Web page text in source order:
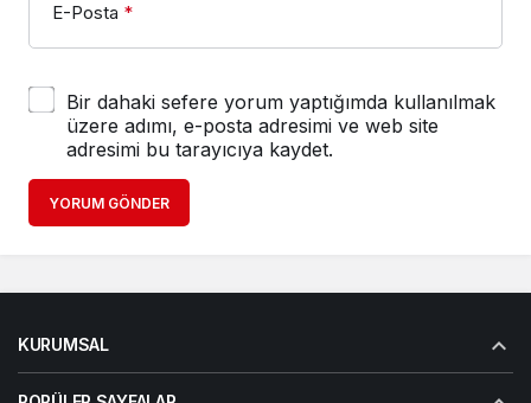
E-Posta *
Bir dahaki sefere yorum yaptığımda kullanılmak
üzere adımı, e-posta adresimi ve web site
adresimi bu tarayıcıya kaydet.
YORUM GÖNDER
KURUMSAL